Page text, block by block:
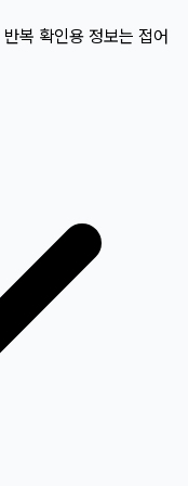
반복 확인용 정보는 접어